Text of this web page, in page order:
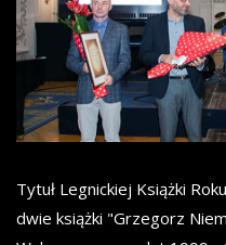
Tytuł Legnickiej Książki
dwie książki "Grzegorz